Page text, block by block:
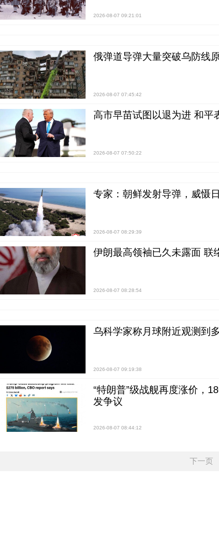
2026-08-07 09:21:01
俄弹道导弹大量突破乌防线
2026-08-07 07:45:42
高市早苗试图以退为进 和平
2026-08-07 07:50:22
专家：朝鲜发射导弹，威慑
2026-08-07 08:29:39
伊朗最高领袖已久未露面 联
2026-08-07 08:28:54
乌科学家称月球附近观测到
2026-08-07 09:19:38
“特朗普”级战舰再度涨价，
发争议
2026-08-07 08:44:12
下一页